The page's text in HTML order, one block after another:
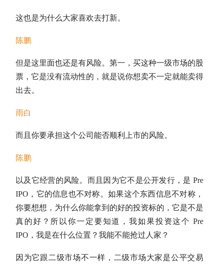
这也是为什么大家喜欢去打新。
陈鹏
但是这里面也还是有风险。第一，买这种一级市场的股
票，它是没有流动性的，就是说你想卖不一定就能卖得
出去。
雨白
而且你要承担这个公司能否顺利上市的风险。
陈鹏
以及它经营的风险。而且因为它不是公开发行，是 Pre
IPO，它的信息也不对称。如果这个东西信息不对称，
你要想想，为什么你能拿到的好的投资标的，它是不是
真的好？所以你一定要知道，我如果投资这个 Pre
IPO，我是在什么位置？我能不能抢过人家？
因为它跟二级市场不一样，二级市场大家是公平交易